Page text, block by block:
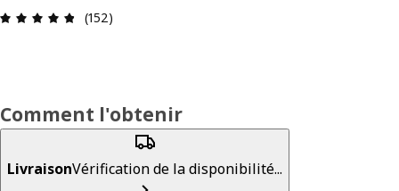
Avis: 4.8 sur 5 étoiles Nombre total d'avis: 152
(152)
Comment l'obtenir
LivraisonVérification de la disponibilité...